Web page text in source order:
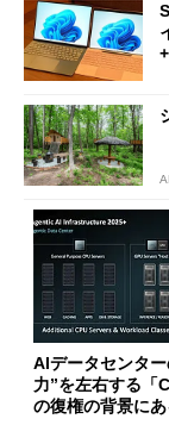
AIデータセンタ
力”を左右する
の復権の背景に